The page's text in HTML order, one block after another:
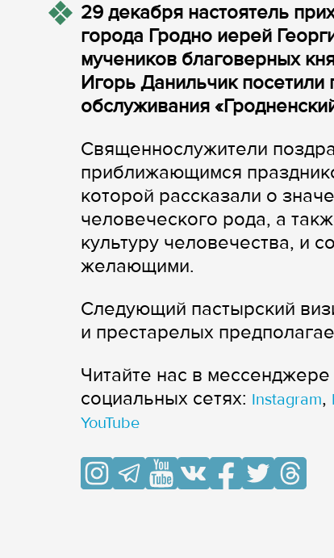
29 декабря настоятель
города Гродно иерей
мучеников благоверных
Игорь Данильчик посетили
обслуживания
Священнослужители
приближающимся
которой рассказали о
человеческого рода, а
культуру человечества, и
желающими.
Следующий пастырский
и престарелых
Читайте нас в мессенджере
cоциальных сетях: Instagram,
YouTube